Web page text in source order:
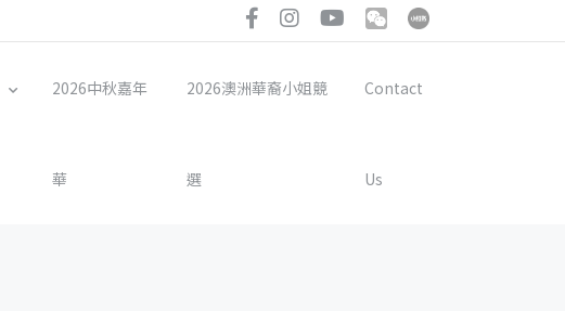
2026中秋嘉年
華
2026澳洲華裔小姐競
選
Contact
Us